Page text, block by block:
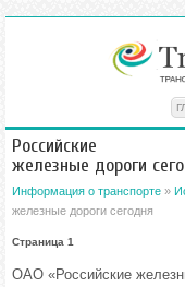
Российские
железные дороги
Информация о транспорте »
железные дороги сегодня
Страница 1
ОАО «Российские